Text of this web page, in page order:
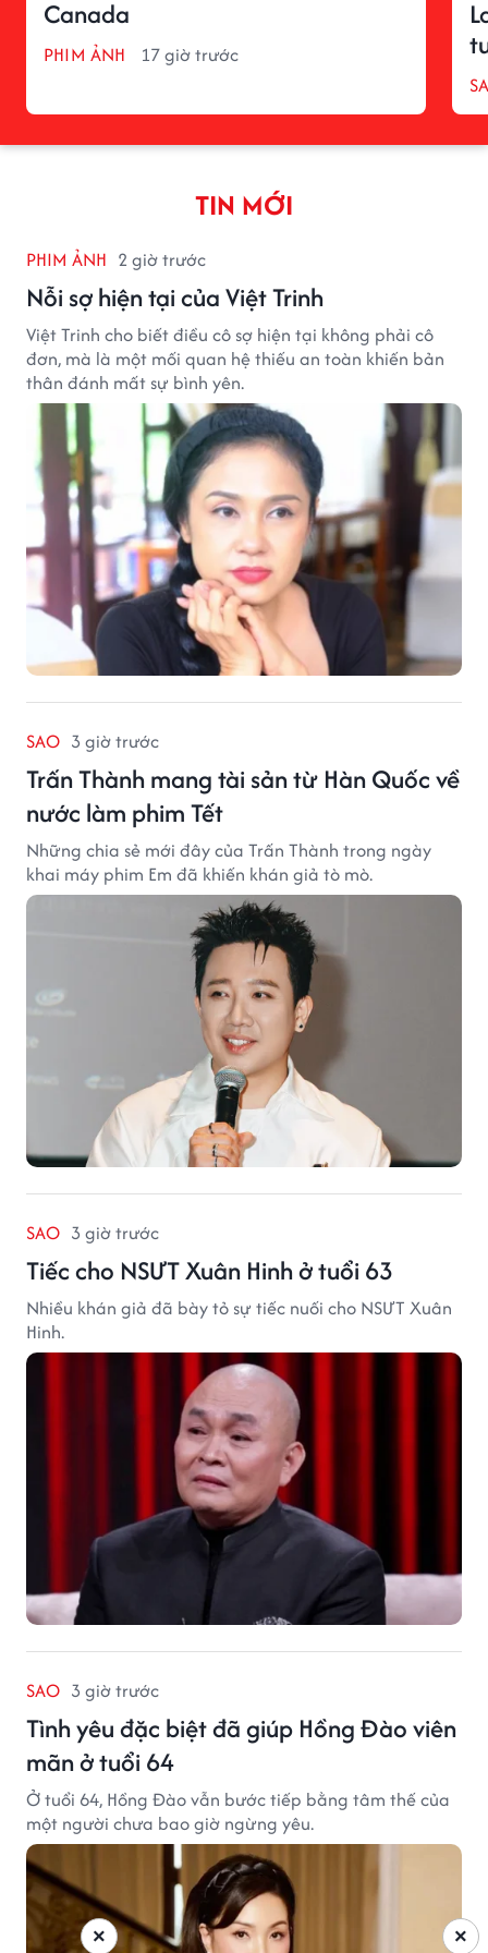
Canada
PHIM ẢNH 17 giờ trước
TIN MỚI
PHIM ẢNH 2 giờ trước
Nỗi sợ hiện tại của Việt Trinh
Việt Trinh cho biết điều cô sợ hiện tại không phải cô
đơn, mà là một mối quan hệ thiếu an toàn khiến bản
thân đánh mất sự bình yên.
SAO 3 giờ trước
Trấn Thành mang tài sản từ Hàn Quốc về
nước làm phim Tết
Những chia sẻ mới đây của Trấn Thành trong ngày
khai máy phim Em đã khiến khán giả tò mò.
SAO 3 giờ trước
Tiếc cho NSƯT Xuân Hinh ở tuổi 63
Nhiều khán giả đã bày tỏ sự tiếc nuối cho NSƯT Xuân
Hinh.
SAO 3 giờ trước
Tình yêu đặc biệt đã giúp Hồng Đào viên
mãn ở tuổi 64
Ở tuổi 64, Hồng Đào vẫn bước tiếp bằng tâm thế của
một người chưa bao giờ ngừng yêu.
×
×